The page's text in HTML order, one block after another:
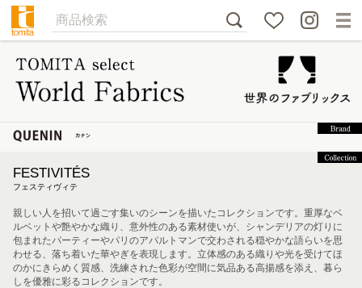
FESTIVITÉS
フェスティヴィテ
親しい人を招いて過ごす集いのシーンを描いたコレクションです。重厚なベ
ルベットや艶やかな織り、意外性のある素材使いが、シャンデリアの灯りに
包まれたパーティーやパリのアパルトマンで交わされる穏やかな語らいを思
わせる、落ち着いた華やぎを表現します。立体感のある織りや光を受けてほ
のかにきらめく質感、洗練された色彩が空間に気品ある高揚感を添え、暮ら
しを優雅に彩るコレクションです。